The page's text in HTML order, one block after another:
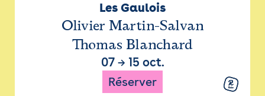
Les Gaulois
Olivier Martin-Salvan
Thomas Blanchard
07→ 15 oct.
Réserver